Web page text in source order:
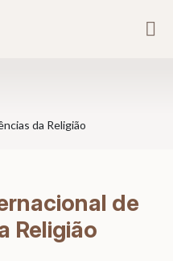
da Religião
de
Religião